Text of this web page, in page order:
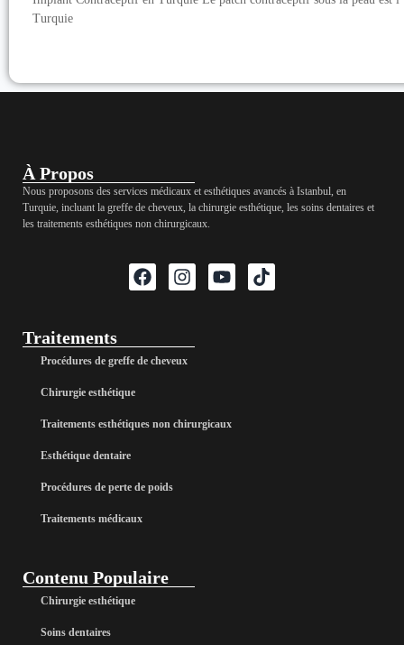
Turquie
À Propos
Nous proposons des services médicaux et esthétiques avancés à Istanbul, en
Turquie, incluant la greffe de cheveux, la chirurgie esthétique, les soins dentaires et
les traitements esthétiques non chirurgicaux.
Traitements
Procédures de greffe de cheveux
Chirurgie esthétique
Traitements esthétiques non chirurgicaux
Esthétique dentaire
Procédures de perte de poids
Traitements médicaux
Contenu Populaire
Chirurgie esthétique
Soins dentaires